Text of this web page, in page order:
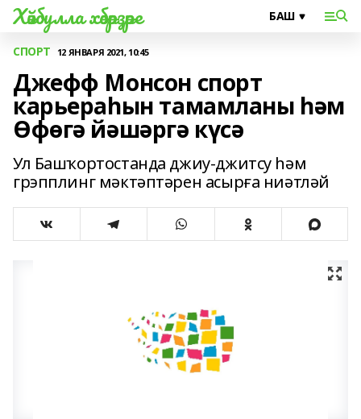
Хәйбулла хәбәрҙәре
СПОРТ 12 ЯНВАРЯ 2021, 10:45
Джефф Монсон спорт
карьераһын тамамланы һәм
Өфөгә йәшәргә күсә
Ул Башҡортостанда джиу-джитсу һәм
грэпплинг мәктәптәрен асырға ниәтләй